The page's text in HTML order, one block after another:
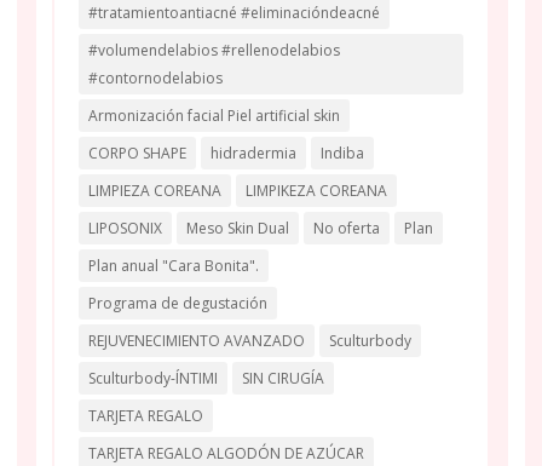
#tratamientoantiacné #eliminacióndeacné
#volumendelabios #rellenodelabios
#contornodelabios
Armonización facial Piel artificial skin
CORPO SHAPE
hidradermia
Indiba
LIMPIEZA COREANA
LIMPIKEZA COREANA
LIPOSONIX
Meso Skin Dual No oferta
Plan
Plan anual "Cara Bonita".
Programa de degustación
REJUVENECIMIENTO AVANZADO
Sculturbody
Sculturbody-ÍNTIMI
SIN CIRUGÍA
TARJETA REGALO
TARJETA REGALO ALGODÓN DE AZÚCAR